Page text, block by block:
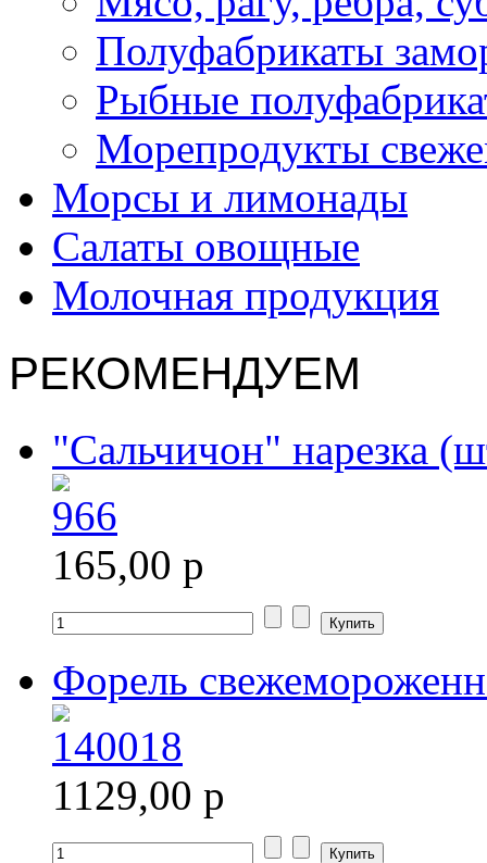
Полуфабрикаты
Рыбные
Морепродукты
Морсы и лимонады
Салаты овощные
Молочная продукция
РЕКОМЕНДУЕМ
"Сальчичон" нарезка
165,00 р
Форель
1129,00 р